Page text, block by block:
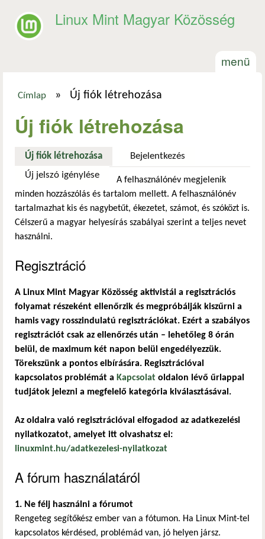
Linux Mint Magyar Közösség
menü
Jelenlegi hely
Címlap » Új fiók létrehozása
Új fiók létrehozása
Új fiók létrehozása (aktív fül)Bejelentkezés
Új jelszó igénylése
A felhasználónév megjelenik
minden hozzászólás és tartalom mellett. A felhasználónév
tartalmazhat kis és nagybetűt, ékezetet, számot, és szóközt is.
Célszerű a magyar helyesírás szabályai szerint a teljes nevet
használni.
Regisztráció
A Linux Mint Magyar Közösség aktivistái a regisztrációs
folyamat részeként ellenőrzik és megpróbálják kiszűrni a
hamis vagy rosszindulatú regisztrációkat. Ezért a szabályos
regisztrációt csak az ellenőrzés után – lehetőleg 8 órán
belül, de maximum két napon belül engedélyezzük.
Törekszünk a pontos elbírására. Regisztrációval
kapcsolatos problémát a Kapcsolat oldalon lévő űrlappal
tudjátok jelezni a megfelelő kategória kiválasztásával.
Az oldalra való regisztrációval elfogadod az adatkezelési
nyilatkozatot, amelyet itt olvashatsz el:
linuxmint.hu/adatkezelesi-nyilatkozat
A fórum használatáról
1. Ne félj használni a fórumot
Rengeteg segítőkész ember van a fótumon. Ha Linux Mint-tel
kapcsolatos kérdésed, problémád van, jó helyen jársz.